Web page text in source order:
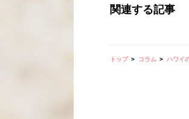
関連する記事
トップ コラム ハワイ